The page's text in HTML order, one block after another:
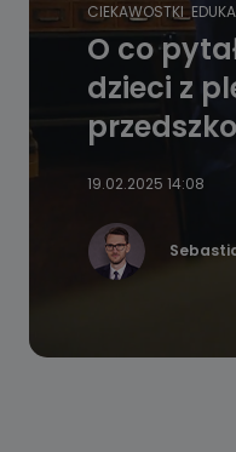
CIEKAWOSTKI
O co
dzieci z
19.02.2025 14:08